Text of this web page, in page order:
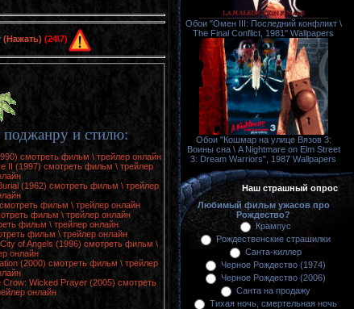
(Нажать) (24\7)
и стилю:
смотреть фильм \ трейлер онлайн
II (1997) смотреть фильм \ трейлер
(1962) смотреть фильм \ трейлер
фильм \ трейлер онлайн
фильм \ трейлер онлайн
фильм \ трейлер онлайн
фильм \ трейлер онлайн
of Angels (1996) смотреть фильм \
онлайн
(2000) смотреть фильм \ трейлер
Wicked Prayer (2005) смотреть
онлайн
Обои "Омен III: Последний конфликт \
The Final Conflict, 1981" Wallpapers
Обои "Кошмар на улице Вязов 3:
Воины сна \ A Nightmare on Elm Street
3: Dream Warriors", 1987 Wallpapers
Наш страшный опрос
Любимый фильм ужасов про
Рождество?
Крампус
Рождественские страшилки
Санта-киллер
Черное Рождество (1974)
Черное Рождество (2006)
Санта на продажу
Тихая ночь, смертельная ночь